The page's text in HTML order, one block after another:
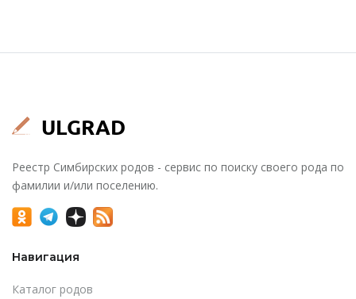
Реестр Симбирских родов - сервис по поиску своего рода по
фамилии и/или поселению.
Навигация
Каталог родов